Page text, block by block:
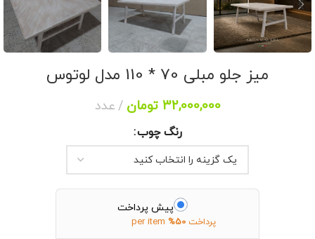
میز جلو مبلی 70 * 110 مدل لوتوس
32,000,000 تومان عدد
رنگ چوب
پیش پرداخت
پرداخت50%
per item